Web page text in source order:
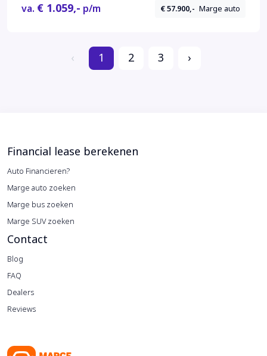
va. € 1.059,- p/m € 57.900,- Marge auto
‹ 1 2 3 ›
Financial lease berekenen
Auto Financieren?
Marge auto zoeken
Marge bus zoeken
Marge SUV zoeken
Contact
Blog
FAQ
Dealers
Reviews